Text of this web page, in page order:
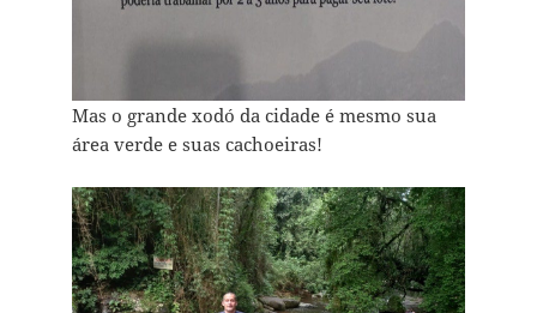
Mas o grande xodó da cidade é mesmo sua
área verde e suas cachoeiras!